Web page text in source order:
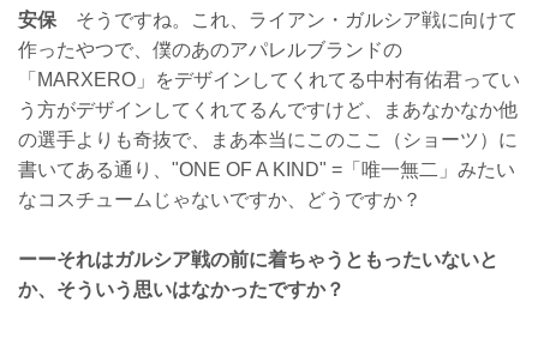
安保 そうですね。これ、ライアン・ガルシア戦に向けて
作ったやつで、僕のあのアパレルブランドの
「MARXERO」をデザインしてくれてる中村有佑君ってい
う方がデザインしてくれてるんですけど、まあなかなか他
の選手よりも奇抜で、まあ本当にこのここ（ショーツ）に
書いてある通り、"ONE OF A KIND" =「唯一無二」みたい
なコスチュームじゃないですか、どうですか？
ーーそれはガルシア戦の前に着ちゃうともったいないと
か、そういう思いはなかったですか？